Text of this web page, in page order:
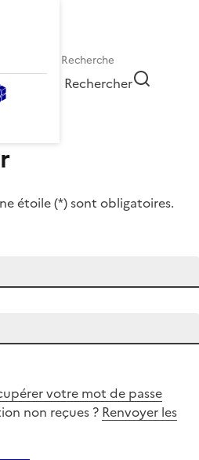
Rechercher
étoile (*) sont obligatoires.
votre mot de passe
non reçues ? Renvoyer les